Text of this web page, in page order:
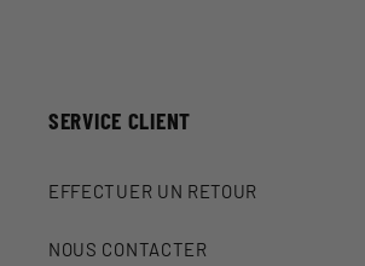
SERVICE CLIENT
EFFECTUER UN RETOUR
NOUS CONTACTER